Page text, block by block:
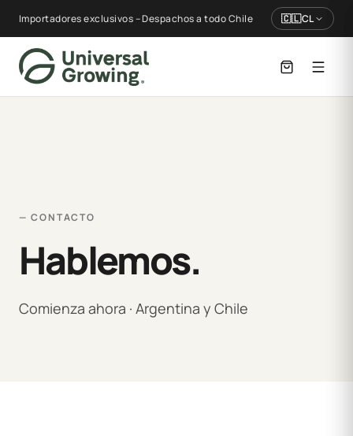
Importadores exclusivos – Despachos a todo Chile 🇨🇱CL
— CONTACTO
Hablemos.
Comienza ahora · Argentina y Chile